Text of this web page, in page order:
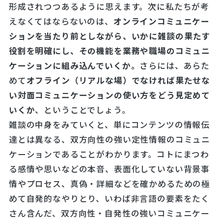
形成されつつあるように思えます。次に私たちが考
えなくてはならないのは、 オンラインコミュニケー
ションを当たり前 としながら、いかに雑談の果たす
役割を明確にし、その機能を業務や職場のコミュニ
ケーションに組み込んでいくか。 さらには、あらた
めてオフライン（リアルな場）でなければ果たせな
い対面コミュニケーションの使い方をどう見定めて
いくか、ということでしょう。
雑談の中身をみていくと、単にコンテンツの情報伝
達とは異なる、双方向性の強い定性情報のコミュニ
ケーションであることがわかります。コトにまつわ
る感情や思いなどの本音、表面化していない背景事
情やプロセス、真偽・詳細などを確かめるための極
めて自発的なやりとり、いわば非言語の要素をたく
さん含んだ、双方向性・自発性の強いコミュニケー